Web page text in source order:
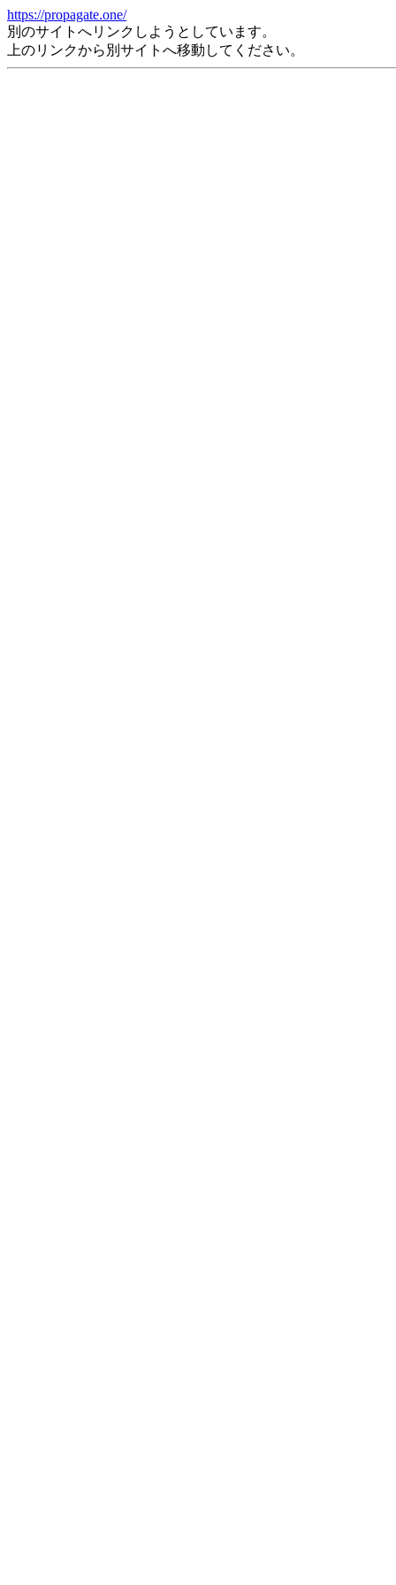
https://propagate.one/
別のサイトへリンクしようとしています。
上のリンクから別サイトへ移動してください。